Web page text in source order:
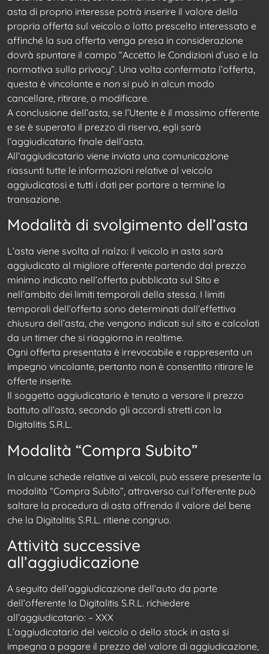
asta di proprio interesse potrà inserire il valore della
propria offerta sul veicolo o lotto prescelto interessato e
affinché la sua offerta venga presa in considerazione
dovrà spuntare il campo “Accetto le Condizioni d’uso e la
normativa sulla privacy”. Una volta confermata l’offerta,
questa è vincolante e non si può in alcun modo
cancellare, ritirare, o modificare.
A conclusione dell’asta, se l’Utente è il massimo offerente
e se è superato il prezzo di riserva, egli sarà
l’aggiudicatario finale dell’asta.
All’aggiudicatario viene inviata una comunicazione
riassunti tutte le informazioni relative al veicolo
aggiudicatosi e tutti i dati per portare a termine la
transazione.
Modalità di svolgimento dell’asta
L’asta viene svolta al rialzo: il veicolo in asta sarà
aggiudicato al migliore offerente partendo dal prezzo
minimo indicato nell’offerta pubblicata sul Sito e
nell’ambito dei limiti temporali della stessa. I limiti
temporali dell’offerta sono determinati dall’effettiva
chiusura dell’asta, che vengono indicati sul sito e calcolati
da un timer che si riaggiorna in realtime.
Ogni offerta presentata è irrevocabile e rappresenta un
impegno vincolante, pertanto non è consentito ritirare le
offerte inserite.
Il soggetto aggiudicatario è tenuto a versare il prezzo
battuto all’asta, secondo gli accordi stretti con la
Digitalitis S.R.L.
Modalità “Compra Subito”
In alcune schede relative ai veicoli, può essere presente la
modalità “Compra Subito”, attraverso cui l’offerente può
saltare la procedura di asta offrendo il valore del bene
che la Digitalitis S.R.L. ritiene congruo.
Attività successive
all’aggiudicazione
A seguito dell’aggiudicazione dell’auto da parte
dell’offerente la Digitalitis S.R.L. richiedere
all’aggiudicatario: – XXX
L’aggiudicatario del veicolo o dello stock in asta si
impegna a pagare il prezzo del valore di aggiudicazione,